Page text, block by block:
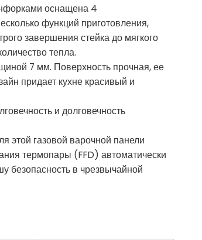
оснащена 4
функций приготовления,
завершения стейка до мягкого
тепла.
7 мм. Поверхность прочная, ее
придает кухне красивый и
и долговечность
этой газовой варочной панели
термопары (FFD) автоматически
безопасность в чрезвычайной